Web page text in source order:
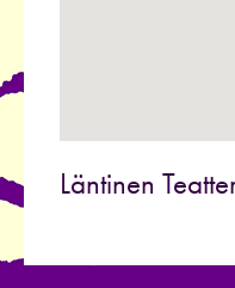
Läntinen